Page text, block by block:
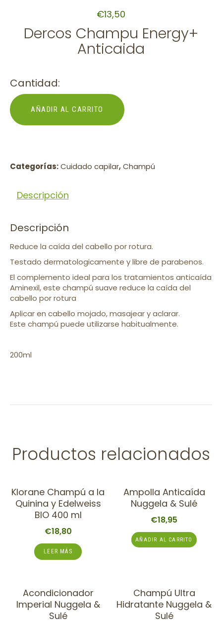
€13,50
Dercos Champu Energy+
Anticaida
Cantidad:
AÑADIR AL CARRITO
Categorías:Cuidado capilar,Champú
Descripción
Descripción
Reduce la caída del cabello por rotura.
Testado dermatologicamente y libre de parabenos.
El complemento ideal para los tratamientos anticaída
Aminexil, este champú suave reduce la caída del
cabello por rotura
Aplicar en cabello mojado, masajear y aclarar.
Este champú puede utilizarse habitualmente.
200ml
Productos relacionados
Klorane Champú a la
Quinina y Edelweiss
BIO 400 ml
€18,80
LEER MÁS
Ampolla Anticaída
Nuggela & Sulé
€18,95
AÑADIR AL CARRITO
Acondicionador
Imperial Nuggela &
Sulé
Champú Ultra
Hidratante Nuggela &
Sulé